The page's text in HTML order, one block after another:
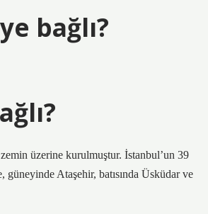
bağlı?
üzerine kurulmuştur. İstanbul’un 39
güneyinde Ataşehir, batısında Üsküdar ve